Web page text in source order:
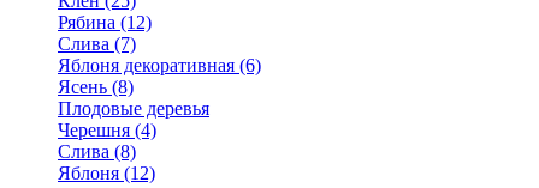
Рябина (12)
Слива (7)
Яблоня декоративная (6)
Ясень (8)
Плодовые деревья
Черешня (4)
Слива (8)
Яблоня (12)